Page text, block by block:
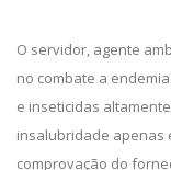
O servidor, agente
no combate a
e inseticidas
insalubridade apenas
comprovação do